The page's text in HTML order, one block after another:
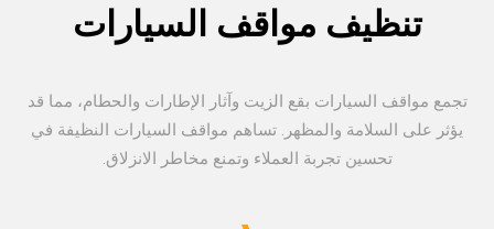
تنظيف مواقف السيارات
تجمع مواقف السيارات بقع الزيت وآثار الإطارات والحطام، مما قد
يؤثر على السلامة والمظهر. تساهم مواقف السيارات النظيفة في
تحسين تجربة العملاء وتمنع مخاطر الانزلاق.